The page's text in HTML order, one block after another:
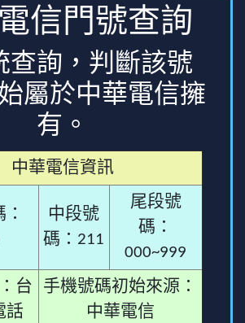
信門號查詢
查詢，判斷該號
屬於中華電信擁
有。
中華電信資訊
中段號
碼：211
尾段號
碼：
000~999
台
話
手機號碼初始來源：
中華電信